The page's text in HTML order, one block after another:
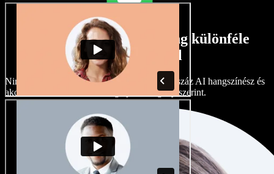
Rengeteg férfi és női hang különféle
akcentusokkal
Nincs két egyforma projekt. Válasszon több száz AI hangszínész és
akcentus közül, és finomhangolja őket igény szerint.